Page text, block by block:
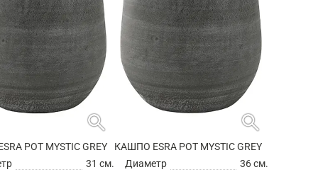
search
POT MYSTIC GREY
31 см.
search
КАШПО ESRA POT MYSTIC GREY
Диаметр
36 см.